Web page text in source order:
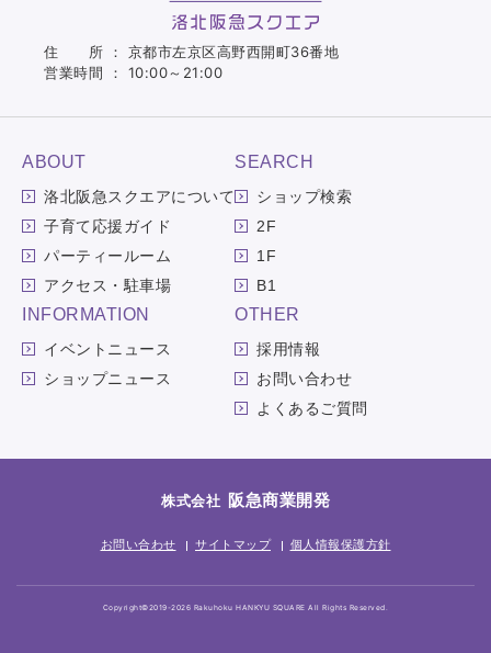
住 所 ： 京都市左京区高野西開町36番地
営業時間 ： 10:00～21:00
ABOUT
洛北阪急スクエアについて
子育て応援ガイド
パーティールーム
アクセス・駐車場
SEARCH
ショップ検索
2F
1F
B1
INFORMATION
イベントニュース
ショップニュース
OTHER
採用情報
お問い合わせ
よくあるご質問
株式会社 阪急商業開発
お問い合わせ サイトマップ 個人情報保護方針
Copyright©2019-2026 Rakuhoku HANKYU SQUARE All Rights Reserved.